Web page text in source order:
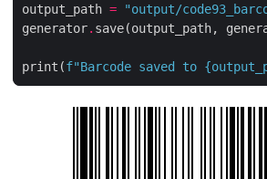
output_path =
"output/
generator. save(output_path,
print(f"Barcode saved to {